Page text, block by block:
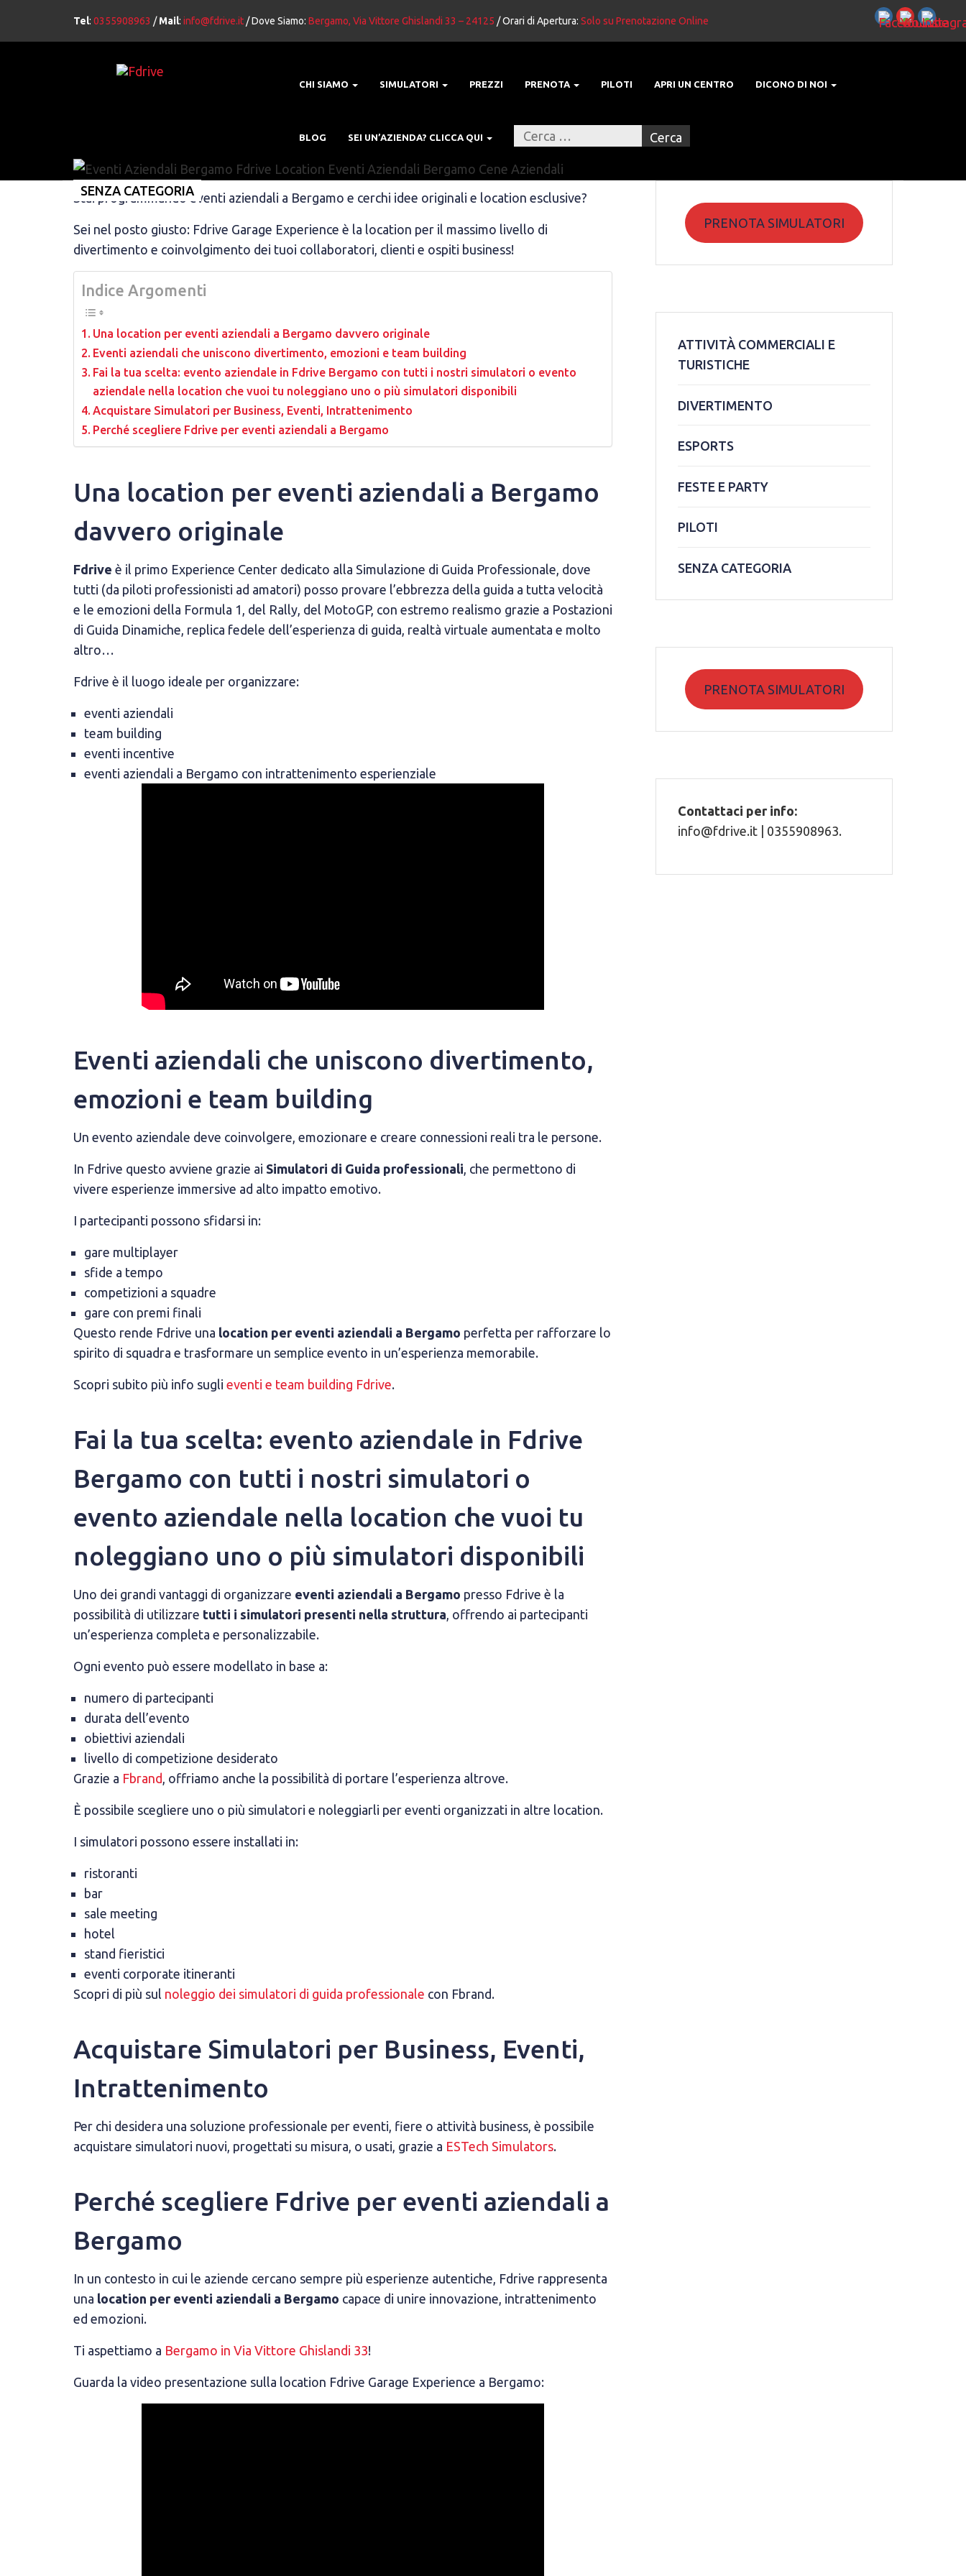
Tel: 0355908963 /Mail: info@fdrive.it / Dove Siamo: Bergamo, Via Vittore Ghislandi 33 – 24125 / Orari di Apertura: Solo su Prenotazione Online
CHI SIAMO SIMULATORI PREZZI PRENOTA PILOTI APRI UN CENTRO DICONO DI NOI
BLOG SEI UN’AZIENDA? CLICCA QUI
SENZA CATEGORIA
Stai programmando eventi aziendali a Bergamo e cerchi idee originali e location esclusive?
Sei nel posto giusto: Fdrive Garage Experience è la location per il massimo livello di
divertimento e coinvolgimento dei tuoi collaboratori, clienti e ospiti business!
Indice Argomenti
Una location per eventi aziendali a Bergamo davvero originale
Eventi aziendali che uniscono divertimento, emozioni e team building
Fai la tua scelta: evento aziendale in Fdrive Bergamo con tutti i nostri simulatori o evento
aziendale nella location che vuoi tu noleggiano uno o più simulatori disponibili
Acquistare Simulatori per Business, Eventi, Intrattenimento
Perché scegliere Fdrive per eventi aziendali a Bergamo
Una location per eventi aziendali a Bergamo
davvero originale
Fdrive è il primo Experience Center dedicato alla Simulazione di Guida Professionale, dove
tutti (da piloti professionisti ad amatori) posso provare l’ebbrezza della guida a tutta velocità
e le emozioni della Formula 1, del Rally, del MotoGP, con estremo realismo grazie a Postazioni
di Guida Dinamiche, replica fedele dell’esperienza di guida, realtà virtuale aumentata e molto
altro…
Fdrive è il luogo ideale per organizzare:
eventi aziendali
team building
eventi incentive
eventi aziendali a Bergamo con intrattenimento esperienziale
Eventi aziendali che uniscono divertimento,
emozioni e team building
Un evento aziendale deve coinvolgere, emozionare e creare connessioni reali tra le persone.
In Fdrive questo avviene grazie ai Simulatori di Guida professionali, che permettono di
vivere esperienze immersive ad alto impatto emotivo.
I partecipanti possono sfidarsi in:
gare multiplayer
sfide a tempo
competizioni a squadre
gare con premi finali
Questo rende Fdrive una location per eventi aziendali a Bergamo perfetta per rafforzare lo
spirito di squadra e trasformare un semplice evento in un’esperienza memorabile.
Scopri subito più info sugli eventi e team building Fdrive.
Fai la tua scelta: evento aziendale in Fdrive
Bergamo con tutti i nostri simulatori o
evento aziendale nella location che vuoi tu
noleggiano uno o più simulatori disponibili
Uno dei grandi vantaggi di organizzare eventi aziendali a Bergamo presso Fdrive è la
possibilità di utilizzare tutti i simulatori presenti nella struttura, offrendo ai partecipanti
un’esperienza completa e personalizzabile.
Ogni evento può essere modellato in base a:
numero di partecipanti
durata dell’evento
obiettivi aziendali
livello di competizione desiderato
Grazie a Fbrand, offriamo anche la possibilità di portare l’esperienza altrove.
È possibile scegliere uno o più simulatori e noleggiarli per eventi organizzati in altre location.
I simulatori possono essere installati in:
ristoranti
bar
sale meeting
hotel
stand fieristici
eventi corporate itineranti
Scopri di più sul noleggio dei simulatori di guida professionale con Fbrand.
Acquistare Simulatori per Business, Eventi,
Intrattenimento
Per chi desidera una soluzione professionale per eventi, fiere o attività business, è possibile
acquistare simulatori nuovi, progettati su misura, o usati, grazie a ESTech Simulators.
Perché scegliere Fdrive per eventi aziendali a
Bergamo
In un contesto in cui le aziende cercano sempre più esperienze autentiche, Fdrive rappresenta
una location per eventi aziendali a Bergamo capace di unire innovazione, intrattenimento
ed emozioni.
Ti aspettiamo a Bergamo in Via Vittore Ghislandi 33!
Guarda la video presentazione sulla location Fdrive Garage Experience a Bergamo:
PRENOTA SIMULATORI
ATTIVITÀ COMMERCIALI E
TURISTICHE
DIVERTIMENTO
ESPORTS
FESTE E PARTY
PILOTI
SENZA CATEGORIA
PRENOTA SIMULATORI
Contattaci per info:
info@fdrive.it | 0355908963.